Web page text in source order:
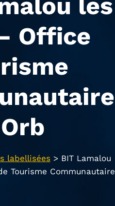
Office
labellisées > BIT Lamalou
Tourisme Communautaire